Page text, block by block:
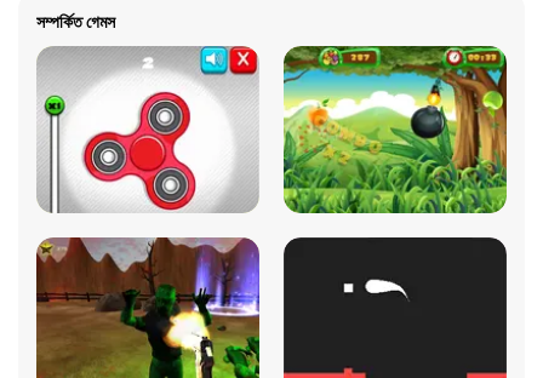
সম্পর্কিত গেমস